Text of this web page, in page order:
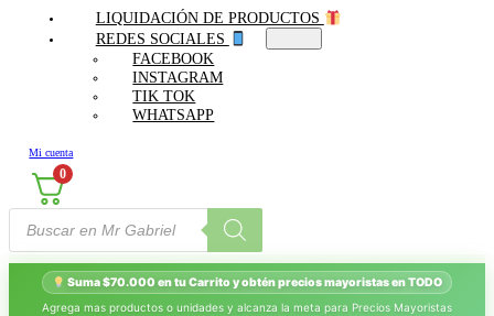
LIQUIDACIÓN DE PRODUCTOS
REDES SOCIALES
FACEBOOK
INSTAGRAM
TIK TOK
WHATSAPP
Mi cuenta
0
Búsqueda
productos
Suma $70.000 en tu Carrito y obtén precios mayoristas en TODO
Agrega mas productos o unidades y alcanza la meta para Precios Mayoristas